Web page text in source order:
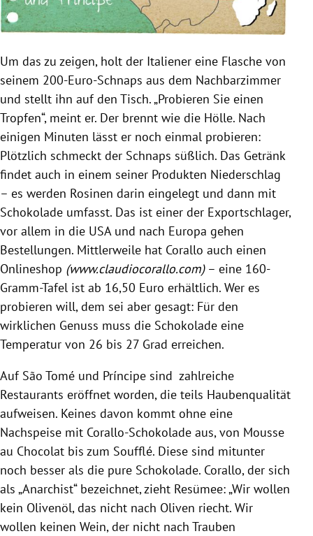
Um das zu zeigen, holt der Italiener eine Flasche von
seinem 200-Euro-Schnaps aus dem Nachbarzimmer
und stellt ihn auf den Tisch. „Probieren Sie einen
Tropfen“, meint er. Der brennt wie die Hölle. Nach
einigen Minuten lässt er noch einmal probieren:
Plötzlich schmeckt der Schnaps süßlich. Das Getränk
findet auch in einem seiner Produkten Niederschlag
– es werden Rosinen darin eingelegt und dann mit
Schokolade umfasst. Das ist einer der Exportschlager,
vor allem in die USA und nach Europa gehen
Bestellungen. Mittlerweile hat Corallo auch einen
Onlineshop (www.claudiocorallo.com)– eine 160-
Gramm-Tafel ist ab 16,50 Euro erhältlich. Wer es
probieren will, dem sei aber gesagt: Für den
wirklichen Genuss muss die Schokolade eine
Temperatur von 26 bis 27 Grad erreichen.
Auf São Tomé und Príncipe sind zahlreiche
Restaurants eröffnet worden, die teils Haubenqualität
aufweisen. Keines davon kommt ohne eine
Nachspeise mit Corallo-Schokolade aus, von Mousse
au Chocolat bis zum Soufflé. Diese sind mitunter
noch besser als die pure Schokolade. Corallo, der sich
als „Anarchist“ bezeichnet, zieht Resümee: „Wir wollen
kein Olivenöl, das nicht nach Oliven riecht. Wir
wollen keinen Wein, der nicht nach Trauben